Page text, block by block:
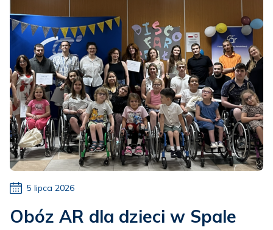
5 lipca 2026
Obóz AR dla dzieci w Spale